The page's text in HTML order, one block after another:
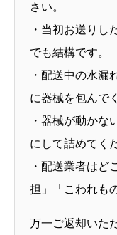
さい。
・当初お送りし
でも結構です。
・配送中の水漏
に器械を包んで
・器械が動かな
にして詰めてく
・配送業者はど
担」「こわれも
万一ご返却いた